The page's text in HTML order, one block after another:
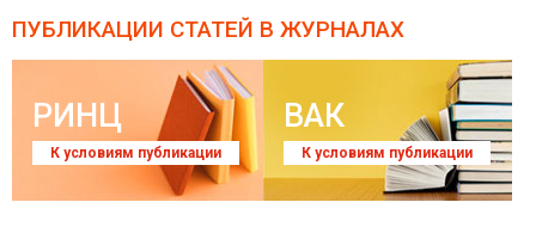
ПУБЛИКАЦИИ СТАТЕЙ В ЖУРНАЛАХ
РИНЦ
К условиям публикации
ВАК
К условиям публикации